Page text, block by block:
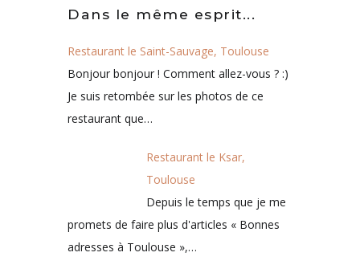
Dans le même esprit...
Restaurant le Saint-Sauvage, Toulouse
Bonjour bonjour ! Comment allez-vous ? :)
Je suis retombée sur les photos de ce
restaurant que…
Restaurant le Ksar,
Toulouse
Depuis le temps que je me
promets de faire plus d'articles « Bonnes
adresses à Toulouse »,…